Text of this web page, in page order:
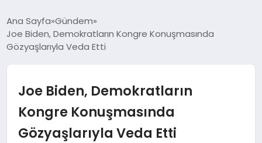
ANA SAYFA
GÜNDEM
İZMIR HABERLERI
Ana Sayfa Gündem
Joe Biden, Demokratların Kongre Konuşmasında
Gözyaşlarıyla Veda Etti
Joe Biden, Demokratların
Kongre Konuşmasında
Gözyaşlarıyla Veda Etti